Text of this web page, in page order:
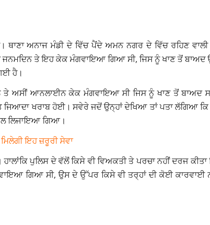
ਅਨਾਜ ਮੰਡੀ ਦੇ ਵਿੱਚ ਪੈਂਦੇ ਅਮਨ ਨਗਰ ਦੇ ਵਿੱਚ ਰਹਿਣ ਵਾਲੀ
ਜਨਮਦਿਨ ਤੇ ਇਹ ਕੇਕ ਮੰਗਵਾਇਆ ਗਿਆ ਸੀ, ਜਿਸ ਨੂੰ ਖਾਣ ਤੋਂ
ਹੈ।
ਅਸੀਂ ਆਨਲਾਈਨ ਕੇਕ ਮੰਗਵਾਇਆ ਸੀ ਜਿਸ ਨੂੰ ਖਾਣ ਤੋਂ ਬਾਅਦ
ਖਰਾਬ ਹੋਈ। ਸਵੇਰੇ ਜਦੋਂ ਉਨ੍ਹਾਂ ਦੇਖਿਆ ਤਾਂ ਪਤਾ ਲੱਗਿਆ ਕਿ
ਲਿਜਾਇਆ ਗਿਆ।
ਇਹ ਜ਼ਰੂਰੀ ਸੇਵਾ
ਪੁਲਿਸ ਦੇ ਵੱਲੋਂ ਕਿਸੇ ਵੀ ਵਿਅਕਤੀ ਤੇ ਪਰਚਾ ਨਹੀਂ ਦਰਜ
ਗਿਆ ਸੀ, ਉਸ ਦੇ ਉੱਪਰ ਕਿਸੇ ਵੀ ਤਰ੍ਹਾਂ ਦੀ ਕੋਈ ਕਾਰਵਾਈ